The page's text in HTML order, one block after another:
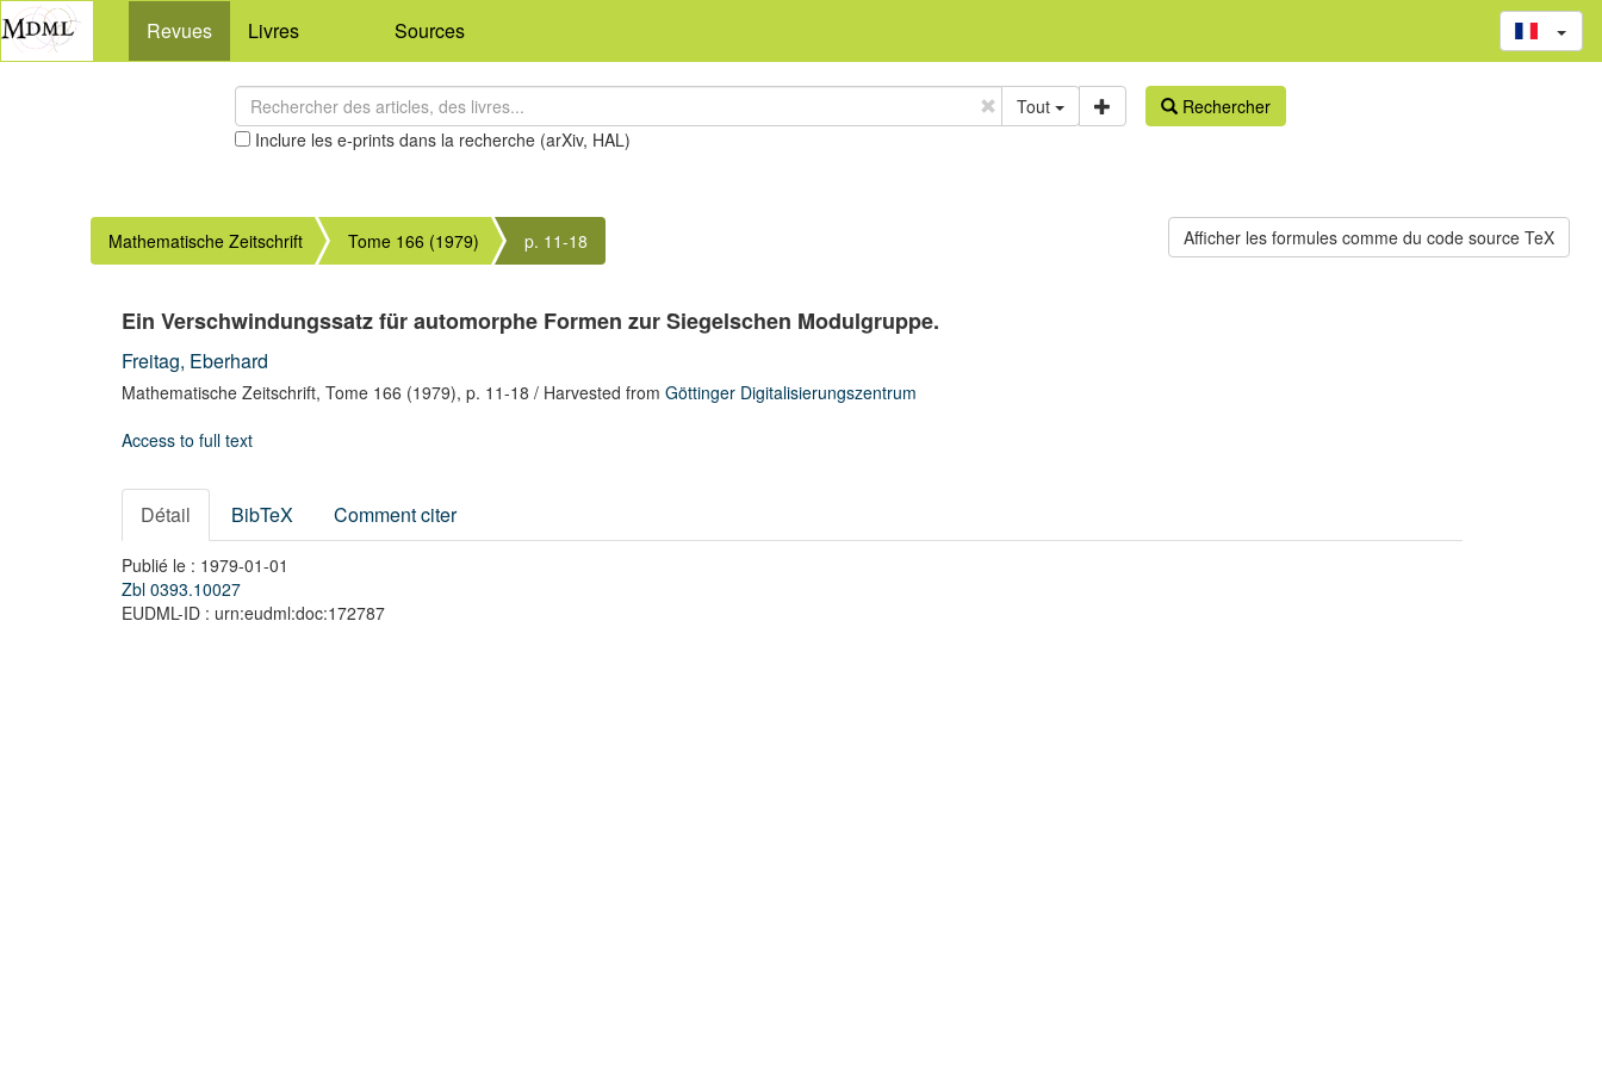
Revues Livres Sources
Tout
Inclure les e-prints dans la recherche (arXiv, HAL)
Rechercher
Mathematische Zeitschrift Tome 166 (1979) p. 11-18
Ein Verschwindungssatz für automorphe Formen zur Siegelschen Modulgruppe.
Freitag, Eberhard
Mathematische Zeitschrift, Tome 166 (1979), p. 11-18 / Harvested from Göttinger Digitalisierungszentrum
Access to full text
Détail BibTeX Comment citer
Publié le : 1979-01-01
Zbl 0393.10027
EUDML-ID : urn:eudml:doc:172787